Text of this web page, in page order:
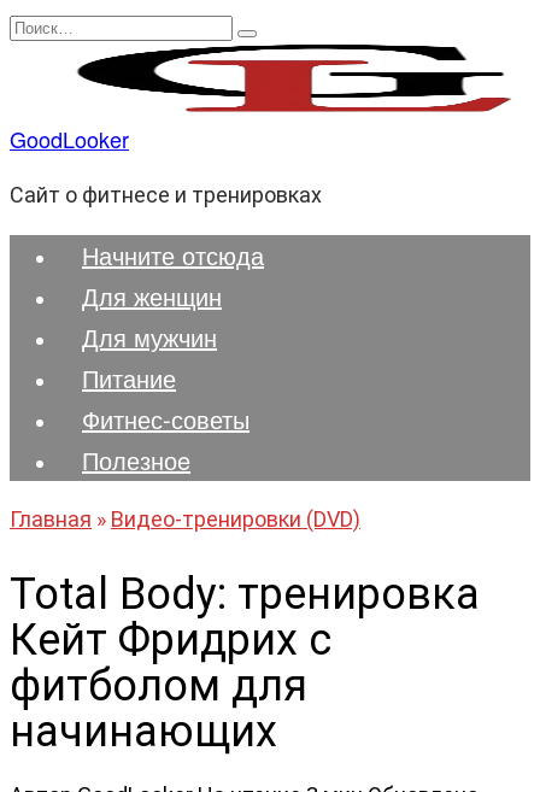
Перейти
содержанию
Search
GoodLooker
Сайт о фитнесе и тренировках
Начните отсюда
Для женщин
Для мужчин
Питание
Фитнес-советы
Полезноe
Главная » Видео-тренировки (DVD)
Total Body: тренировка
Кейт Фридрих с
фитболом для
начинающих